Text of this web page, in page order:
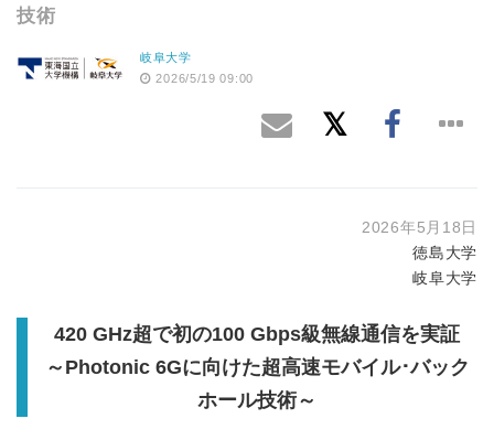
技術
岐阜大学
2026/5/19 09:00
2026年5月18日
徳島大学
岐阜大学
420 GHz超で初の100 Gbps級無線通信を実証
～ Photonic 6Gに向けた超高速モバイル･バック
ホール技術～